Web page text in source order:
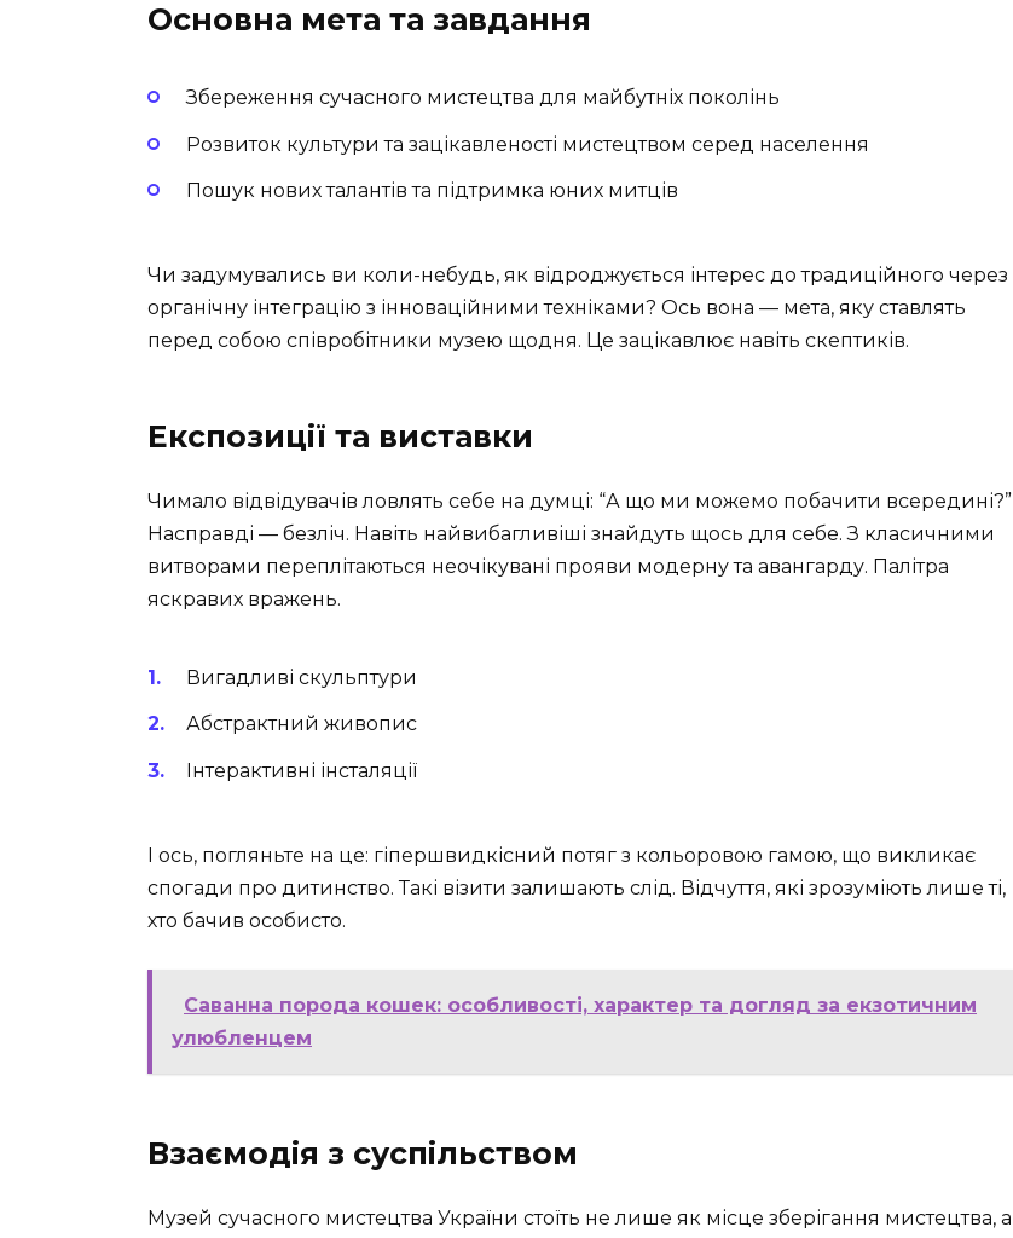
Основна мета та завдання
Збереження сучасного мистецтва для майбутніх поколінь
Розвиток культури та зацікавленості мистецтвом серед населення
Пошук нових талантів та підтримка юних митців
Чи задумувались ви коли-небудь, як відроджується інтерес до традиційного через
органічну інтеграцію з інноваційними техніками? Ось вона — мета, яку ставлять
перед собою співробітники музею щодня. Це зацікавлює навіть скептиків.
Експозиції та виставки
Чимало відвідувачів ловлять себе на думці: “А що ми можемо побачити всередині?”
Насправді — безліч. Навіть найвибагливіші знайдуть щось для себе. З класичними
витворами переплітаються неочікувані прояви модерну та авангарду. Палітра
яскравих вражень.
Вигадливі скульптури
Абстрактний живопис
Інтерактивні інсталяції
І ось, погляньте на це: гіпершвидкісний потяг з кольоровою гамою, що викликає
спогади про дитинство. Такі візити залишають слід. Відчуття, які зрозуміють лише ті,
хто бачив особисто.
Саванна порода кошек: особливості, характер та догляд за екзотичним
улюбленцем
Взаємодія з суспільством
Музей сучасного мистецтва України стоїть не лише як місце зберігання мистецтва, а